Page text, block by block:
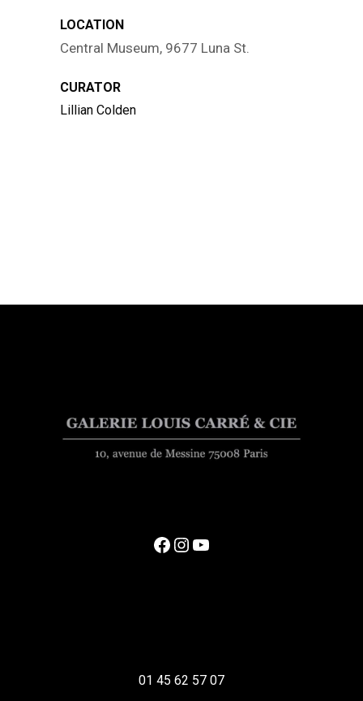
LOCATION
Central Museum, 9677 Luna St.
CURATOR
Lillian Colden
Facebook
Instagram
YouTube
01 45 62 57 07